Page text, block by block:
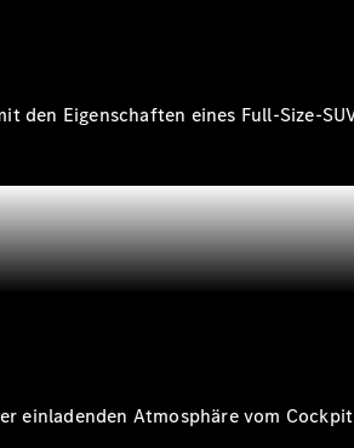
den Eigenschaften eines Full-Size-
einladenden Atmosphäre vom